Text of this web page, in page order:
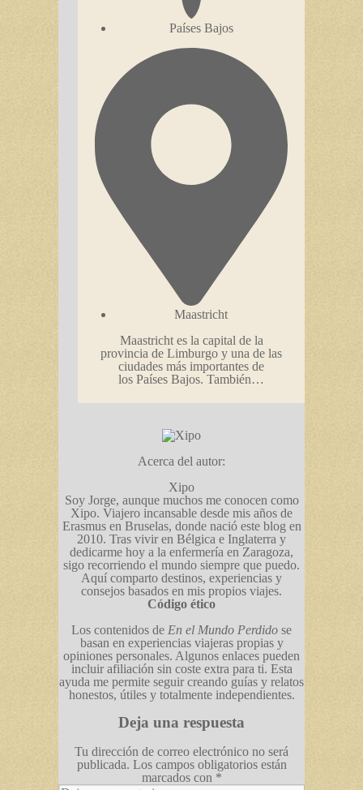
Países Bajos
Maastricht
Maastricht es la capital de la
provincia de Limburgo y una de las
ciudades más importantes de
los Países Bajos. También…
Acerca del autor:
Xipo
Soy Jorge, aunque muchos me conocen como
Xipo. Viajero incansable desde mis años de
Erasmus en Bruselas, donde nació este blog en
2010. Tras vivir en Bélgica e Inglaterra y
dedicarme hoy a la enfermería en Zaragoza,
sigo recorriendo el mundo siempre que puedo.
Aquí comparto destinos, experiencias y
consejos basados en mis propios viajes.
Código ético
Los contenidos de En el Mundo Perdido se
basan en experiencias viajeras propias y
opiniones personales. Algunos enlaces pueden
incluir afiliación sin coste extra para ti. Esta
ayuda me permite seguir creando guías y relatos
honestos, útiles y totalmente independientes.
Deja una respuesta
Tu dirección de correo electrónico no será
publicada. Los campos obligatorios están
marcados con *